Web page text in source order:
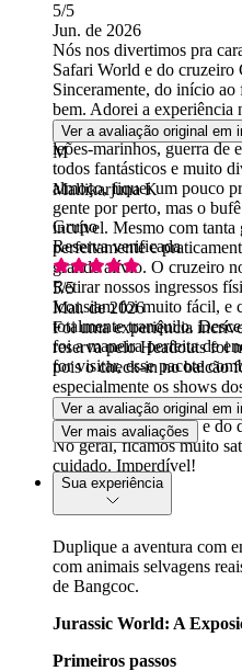
5/5
Jun. de 2026
Nós nos divertimos pra
Safari World e do cruzeiro
Sinceramente, do início
bem. Adorei a experiência
quase todas as principais
leões-marinhos, guerra de
todos fantásticos e muito
almoço, fiquei um pouco
gente por perto, mas o
incrível. Mesmo com tanta
perfeitamente e
grande alívio. O cruzeiro
Retirar nossos ingressos
Iconsiam foi muito fácil, e
totalmente tranquilo.
foi a maneira perfeita de
for visitar, esse pacote
Ver a avaliação original em
M
Mallikarjuna K
Grupo
Reserva verificada
5/5
Mai. de 2026
Foi uma experiência
reserva pelo Headouts foi
pois o check-in no balcão
especialmente os shows
show de acrobacias de
alimentar os pássaros e
No geral, ficamos muito
cuidado. Imperdível!
Ver a avaliação original em
Ver mais avaliações
Sua experiência
Duplique a aventura com
com animais selvagens
de Bangcoc.
Jurassic World: A
Primeiros passos